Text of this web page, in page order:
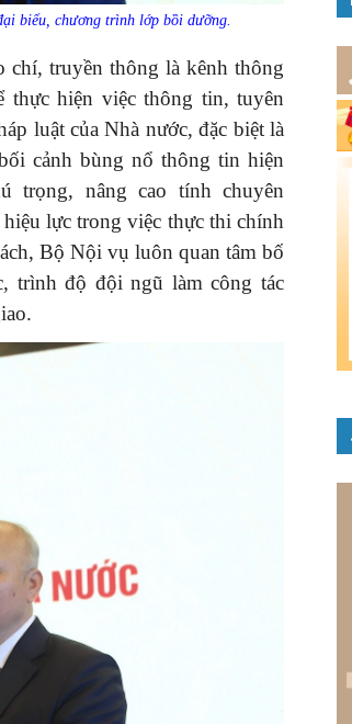
biểu, chương trình lớp bồi dưỡng.
chí, truyền thông là kênh thông
thực hiện việc thông tin, tuyên
luật của Nhà nước, đặc biệt là
cảnh bùng nổ thông tin hiện
trọng, nâng cao tính chuyên
lực trong việc thực thi chính
Bộ Nội vụ luôn quan tâm bố
trình độ đội ngũ làm công tác